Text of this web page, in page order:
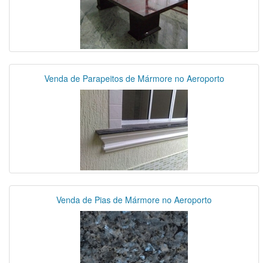
Venda de Parapeitos de Mármore no Aeroporto
Venda de Pias de Mármore no Aeroporto